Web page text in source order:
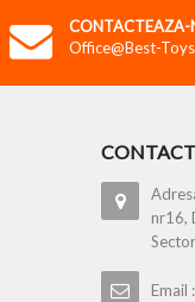
CONTACTEAZA-
Office@best-
nr16,
Email